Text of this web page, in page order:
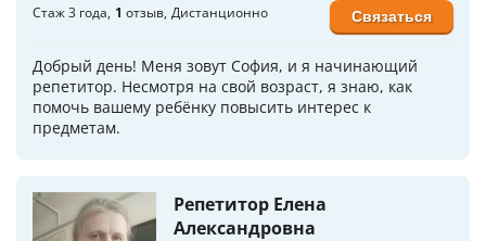
Стаж 3 года 1 отзыв Дистанционно
Добрый день! Меня зовут София, и я начинающий
репетитор. Несмотря на свой возраст, я знаю, как
помочь вашему ребёнку повысить интерес к
предметам.
Связаться
Репетитор Елена
Александровна